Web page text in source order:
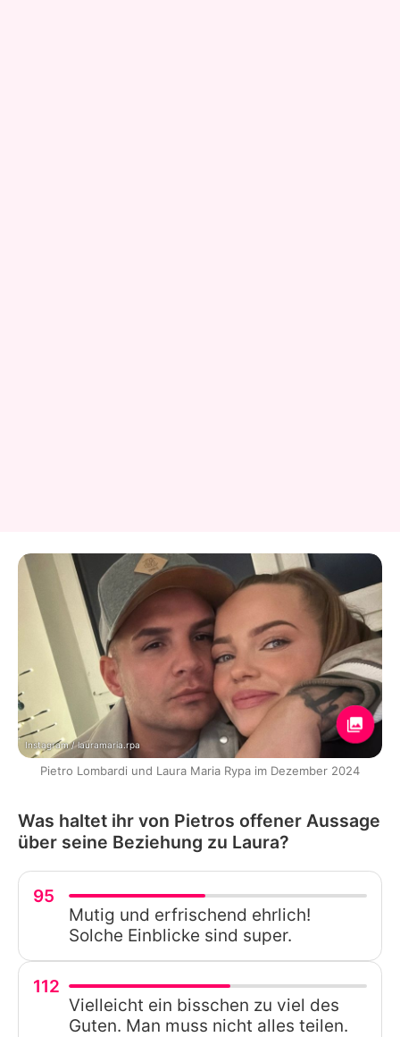
Instagram / lauramaria.rpa
Pietro Lombardi und Laura Maria Rypa im Dezember 2024
Was haltet ihr von Pietros offener Aussage
über seine Beziehung zu Laura?
95
Mutig und erfrischend ehrlich!
Solche Einblicke sind super.
112
Vielleicht ein bisschen zu viel des
Guten. Man muss nicht alles teilen.